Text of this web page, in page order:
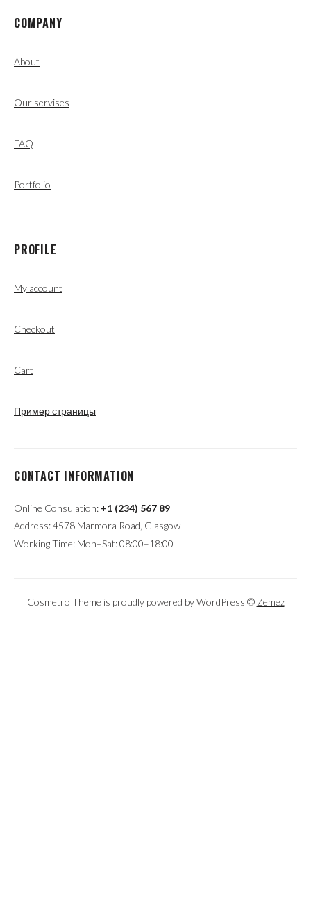
COMPANY
About
Our servises
FAQ
Portfolio
PROFILE
My account
Checkout
Cart
Пример страницы
CONTACT INFORMATION
Online Consulation: +1 (234) 567 89
Address: 4578 Marmora Road, Glasgow
Working Time: Mon–Sat: 08:00–18:00
Cosmetro Theme is proudly powered by WordPress © Zemez